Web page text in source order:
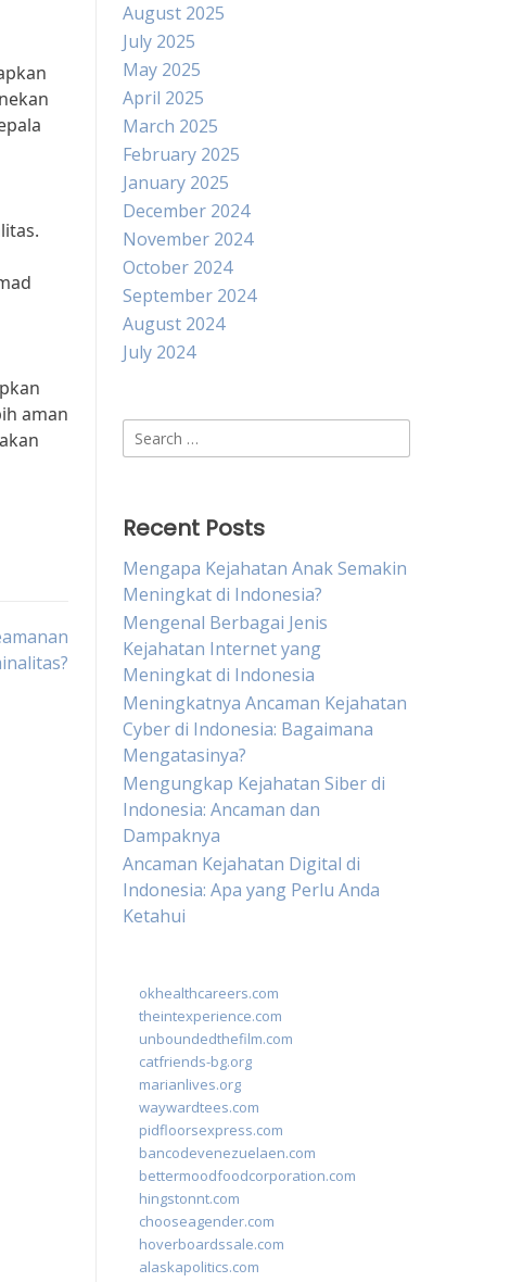
aman
August 2025
July 2025
May 2025
April 2025
March 2025
February 2025
January 2025
December 2024
November 2024
October 2024
September 2024
August 2024
July 2024
Search
for:
Recent Posts
Mengapa Kejahatan Anak Semakin
Meningkat di Indonesia?
Mengenal Berbagai Jenis
Kejahatan Internet yang
Meningkat di Indonesia
Meningkatnya Ancaman Kejahatan
Cyber di Indonesia: Bagaimana
Mengatasinya?
Mengungkap Kejahatan Siber di
Indonesia: Ancaman dan
Dampaknya
Ancaman Kejahatan Digital di
Indonesia: Apa yang Perlu Anda
Ketahui
okhealthcareers.com
theintexperience.com
unboundedthefilm.com
catfriends-bg.org
marianlives.org
waywardtees.com
pidfloorsexpress.com
bancodevenezuelaen.com
bettermoodfoodcorporation.com
hingstonnt.com
chooseagender.com
hoverboardssale.com
alaskapolitics.com